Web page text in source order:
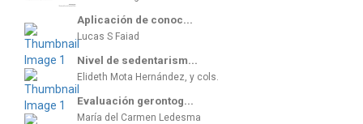
Aplicación de conoc...
Lucas S Faiad
Nivel de sedentarism...
Elideth Mota Hernández, y cols.
Evaluación gerontog...
María del Carmen Ledesma